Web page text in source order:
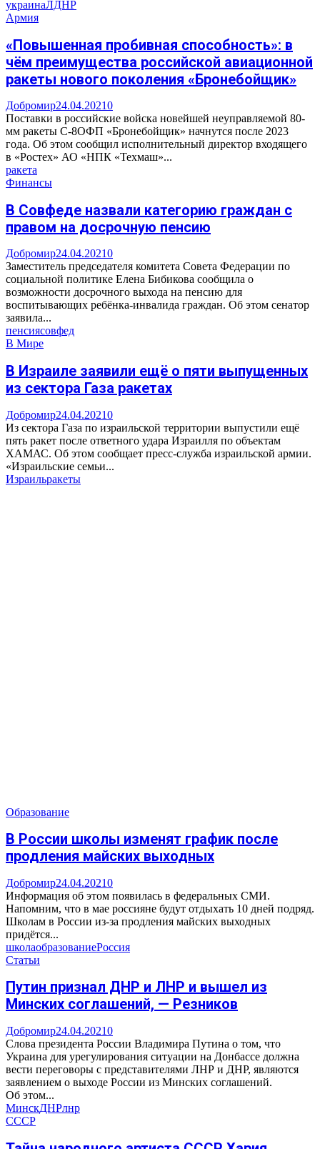
украинаЛДНР
Армия
«Повышенная пробивная способность»: в
чём преимущества российской авиационной
ракеты нового поколения «Бронебойщик»
Добромир24.04.20210
Поставки в российские войска новейшей неуправляемой 80-
мм ракеты С-8ОФП «Бронебойщик» начнутся после 2023
года. Об этом сообщил исполнительный директор входящего
в «Ростех» АО «НПК «Техмаш»...
ракета
Финансы
В Совфеде назвали категорию граждан с
правом на досрочную пенсию
Добромир24.04.20210
Заместитель председателя комитета Совета Федерации по
социальной политике Елена Бибикова сообщила о
возможности досрочного выхода на пенсию для
воспитывающих ребёнка-инвалида граждан. Об этом сенатор
заявила...
пенсиясовфед
В Мире
В Израиле заявили ещё о пяти выпущенных
из сектора Газа ракетах
Добромир24.04.20210
Из сектора Газа по израильской территории выпустили ещё
пять ракет после ответного удара Израилля по объектам
ХАМАС. Об этом сообщает пресс-служба израильской армии.
«Израильские семьи...
Израильракеты
Образование
В России школы изменят график после
продления майских выходных
Добромир24.04.20210
Информация об этом появилась в федеральных СМИ.
Напомним, что в мае россияне будут отдыхать 10 дней подряд.
Школам в России из-за продления майских выходных
придётся...
школаобразованиеРоссия
Статьи
Путин признал ДНР и ЛНР и вышел из
Минских соглашений, — Резников
Добромир24.04.20210
Слова президента России Владимира Путина о том, что
Украина для урегулирования ситуации на Донбассе должна
вести переговоры с представителями ЛНР и ДНР, являются
заявлением о выходе России из Минских соглашений.
Об этом...
МинскДНРлнр
СССР